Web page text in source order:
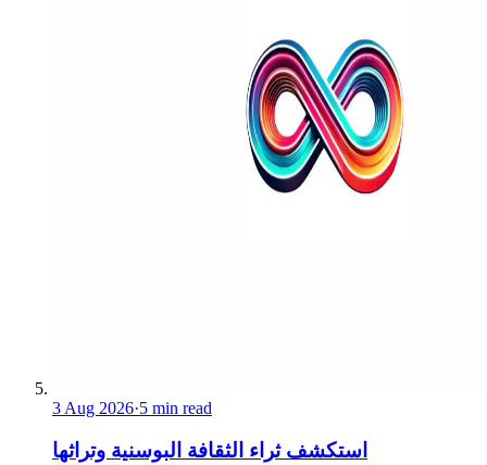
3 Aug 2026·5 min read
استكشف ثراء الثقافة البوسنية وتراثها